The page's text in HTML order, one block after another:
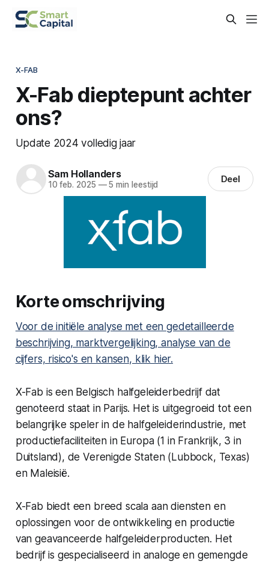
X-FAB
X-Fab dieptepunt achter
ons?
Update 2024 volledig jaar
Sam Hollanders
10 feb. 2025 —5 min leestijd Deel
Korte omschrijving
Voor de initiële analyse met een gedetailleerde
beschrijving, marktvergelijking, analyse van de
cijfers, risico's en kansen, klik hier.
X-Fab is een Belgisch halfgeleiderbedrijf dat
genoteerd staat in Parijs. Het is uitgegroeid tot een
belangrijke speler in de halfgeleiderindustrie, met
productiefaciliteiten in Europa (1 in Frankrijk, 3 in
Duitsland), de Verenigde Staten (Lubbock, Texas)
en Maleisië.
X-Fab biedt een breed scala aan diensten en
oplossingen voor de ontwikkeling en productie
van geavanceerde halfgeleiderproducten. Het
bedrijf is gespecialiseerd in analoge en gemengde